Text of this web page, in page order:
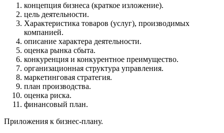
концепция бизнеса (краткое изложение).
цель деятельности.
Характеристика товаров (услуг), производимых
компанией.
описание характера деятельности.
оценка рынка сбыта.
конкуренция и конкурентное преимущество.
организационная структура управления.
маркетинговая стратегия.
план производства.
оценка риска.
финансовый план.
Приложения к бизнес-плану.